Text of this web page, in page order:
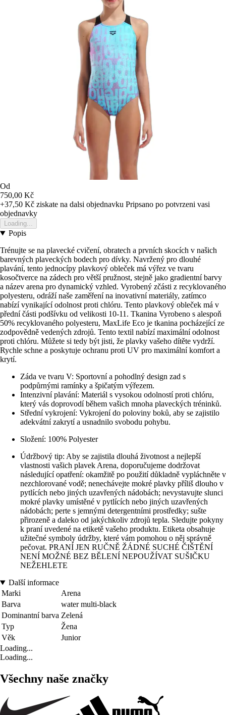
Od
750,00 Kč
+37,50 Kč ziskate na dalsi objednavku Pripsano po potvrzeni vasi
objednavky
Loading...
Popis
Trénujte se na plavecké cvičení, obratech a prvních skocích v našich
barevných plaveckých bodech pro dívky. Navržený pro dlouhé
plavání, tento jednocípy plavkový obleček má výřez ve tvaru
kosočtverce na zádech pro větší pružnost, stejně jako gradientní barvy
a název arena pro dynamický vzhled. Vyrobený zčásti z recyklovaného
polyesteru, odráží naše zaměření na inovativní materiály, zatímco
nabízí vynikající odolnost proti chlóru. Tento plavkový obleček má v
přední části podšívku od velikosti 10-11. Tkanina Vyrobeno s alespoň
50% recyklovaného polyesteru, MaxLife Eco je tkanina pocházející ze
zodpovědně vedených zdrojů. Tento textil nabízí maximální odolnost
proti chlóru. Můžete si tedy být jisti, že plavky vašeho dítěte vydrží.
Rychle schne a poskytuje ochranu proti UV pro maximální komfort a
krytí.
Záda ve tvaru V: Sportovní a pohodlný design zad s
podpůrnými ramínky a špičatým výřezem.
Intenzivní plavání: Materiál s vysokou odolností proti chlóru,
který vás doprovodí během vašich mnoha plaveckých tréninků.
Střední vykrojení: Vykrojení do poloviny boků, aby se zajistilo
adekvátní zakrytí a usnadnilo svobodu pohybu.
Složení: 100% Polyester
Údržbový tip: Aby se zajistila dlouhá životnost a nejlepší
vlastnosti vašich plavek Arena, doporučujeme dodržovat
následující opatření: okamžitě po použití důkladně vypláchněte v
nezchlorované vodě; nenechávejte mokré plavky příliš dlouho v
pytlících nebo jiných uzavřených nádobách; nevystavujte slunci
mokré plavky umístěné v pytlících nebo jiných uzavřených
nádobách; perte s jemnými detergentními prostředky; sušte
přirozeně a daleko od jakýchkoliv zdrojů tepla. Sledujte pokyny
k praní uvedené na etiketě vašeho produktu. Etiketa obsahuje
užitečné symboly údržby, které vám pomohou o něj správně
pečovat. PRANÍ JEN RUČNĚ ŽÁDNÉ SUCHÉ ČIŠTĚNÍ
NENÍ MOŽNÉ BEZ BĚLENÍ NEPOUŽÍVAT SUŠIČKU
NEŽEHLETE
Další informace
Marki
Arena
Barva
water multi-black
Dominantní barva Zelená
Typ
Žena
Věk
Junior
Loading...
Loading...
Všechny naše značky